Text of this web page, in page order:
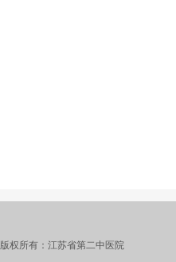
版权所有：江苏省第二中医院